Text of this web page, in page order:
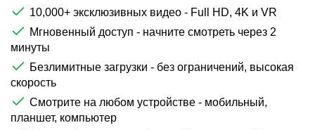
10,000+ эксклюзивных видео - Full HD, 4K и VR
Мгновенный доступ - начните смотреть через 2
минуты
Безлимитные загрузки - без ограничений, высокая
скорость
Смотрите на любом устройстве - мобильный,
планшет, компьютер